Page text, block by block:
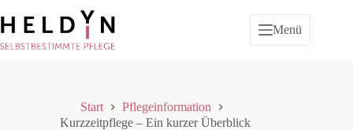
Inhalt
springen
Menü
Start
Pflegeinformation
Kurzzeitpflege – Ein kurzer Überblick